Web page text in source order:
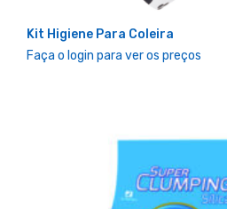
Kit Higiene Para Coleira
Faça o login para ver os preços